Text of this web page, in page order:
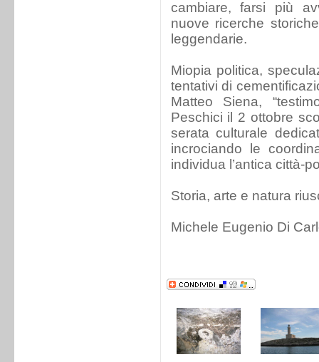
cambiare, farsi più
nuove ricerche
leggendarie.
Miopia politica,
tentativi di
Matteo Siena,
Peschici il 2 ottobre
serata culturale
incrociando le
individua l’antica città-
Storia, arte e natura
Michele Eugenio Di